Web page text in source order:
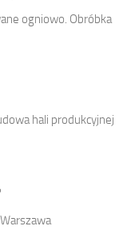
ogniowo. Obróbka
hali produkcyjnej